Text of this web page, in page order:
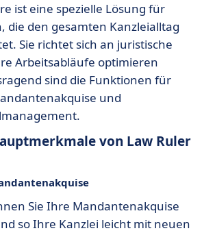
ist eine spezielle Lösung für
die den gesamten Kanzleialltag
Sie richtet sich an juristische
Arbeitsabläufe optimieren
sind die Funktionen für
und
von Law Ruler
Sie Ihre Mandantenakquise
so Ihre Kanzlei leicht mit neuen